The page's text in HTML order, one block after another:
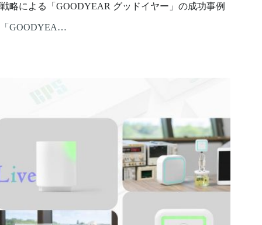
戦略による「GOODYEAR グッドイヤー」の成功事例
「GOODYEA…